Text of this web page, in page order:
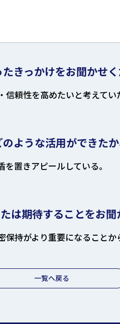
きっかけをお聞かせく
頼性を高めたいと考えてい
ような活用ができた
置きアピールしている。
は期待することをお聞
持がより重要になることか
一覧へ戻る